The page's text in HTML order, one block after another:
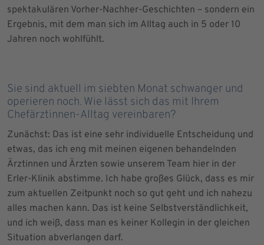
spektakulären Vorher-Nachher-Geschichten – sondern ein
Ergebnis, mit dem man sich im Alltag auch in 5 oder 10
Jahren noch wohlfühlt.
Sie sind aktuell im siebten Monat schwanger und
operieren noch. Wie lässt sich das mit Ihrem
Chefärztinnen-Alltag vereinbaren?
Zunächst: Das ist eine sehr individuelle Entscheidung und
etwas, das ich eng mit meinen eigenen behandelnden
Ärztinnen und Ärzten sowie unserem Team hier in der
Erler-Klinik abstimme. Ich habe großes Glück, dass es mir
zum aktuellen Zeitpunkt noch so gut geht und ich nahezu
alles machen kann. Das ist keine Selbstverständlichkeit,
und ich weiß, dass man es keiner Kollegin in der gleichen
Situation abverlangen darf.